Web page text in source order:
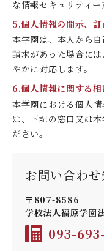
な情報セキュリティー
5.個人情報の開示、訂
本学園は、本人から
請求があった場合に
やかに対応します。
6.個人情報に関する相
本学園における個人
は、下記の窓口又は
ださい。
お問い合わせ
〒807-8586
学校法人福原学園
093-